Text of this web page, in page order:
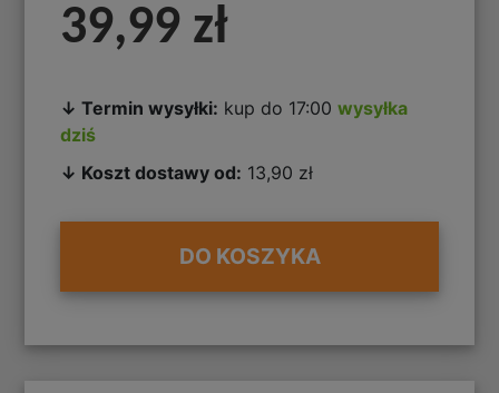
39,99 zł
↓ Termin wysyłki: kup do 17:00wysyłka
dziś
↓ Koszt dostawy od: 13,90 zł
DO KOSZYKA